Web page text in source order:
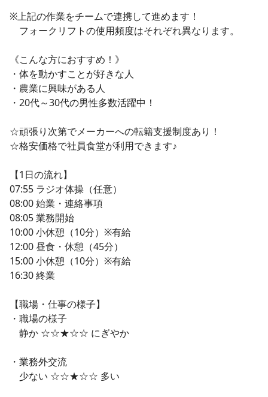
※上記の作業をチームで連携して進めます！
フォークリフトの使用頻度はそれぞれ異なります。
《こんな方におすすめ！》
・体を動かすことが好きな人
・農業に興味がある人
・20代～30代の男性多数活躍中！
☆頑張り次第でメーカーへの転籍支援制度あり！
☆格安価格で社員食堂が利用できます♪
【1日の流れ】
07:55 ラジオ体操（任意）
08:00 始業・連絡事項
08:05 業務開始
10:00 小休憩（10分）※有給
12:00 昼食・休憩（45分）
15:00 小休憩（10分）※有給
16:30 終業
【職場・仕事の様子】
・職場の様子
静か ☆☆★☆☆ にぎやか
・業務外交流
少ない ☆☆★☆☆ 多い